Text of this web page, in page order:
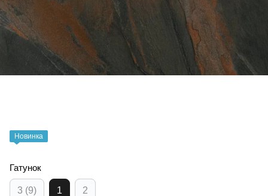
Новинка
Гатунок
3 (9) 1 2